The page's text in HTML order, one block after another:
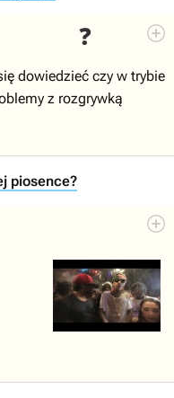
❓
dowiedzieć czy w trybie
z rozgrywką
piosence?